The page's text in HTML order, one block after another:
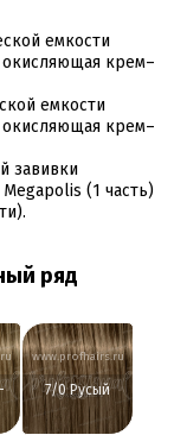
емкости
окисляющая крем–
емкости
окисляющая крем–
завивки
(1 часть)
ряд
www.profhairs.ru
7/0 Русый